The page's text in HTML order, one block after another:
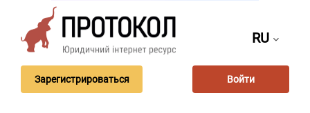
RU
Зарегистрироваться Войти